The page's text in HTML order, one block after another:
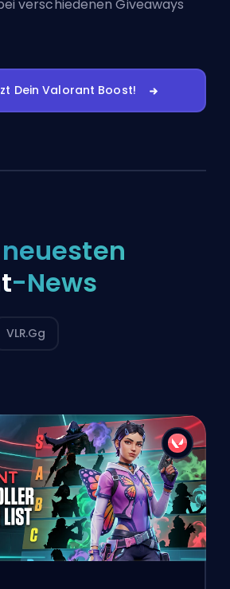
verschiedenen Giveaways
Dein Valorant Boost!
-News
VLR.gg